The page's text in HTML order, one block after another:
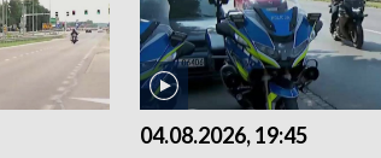
04.08.2026, 19:45